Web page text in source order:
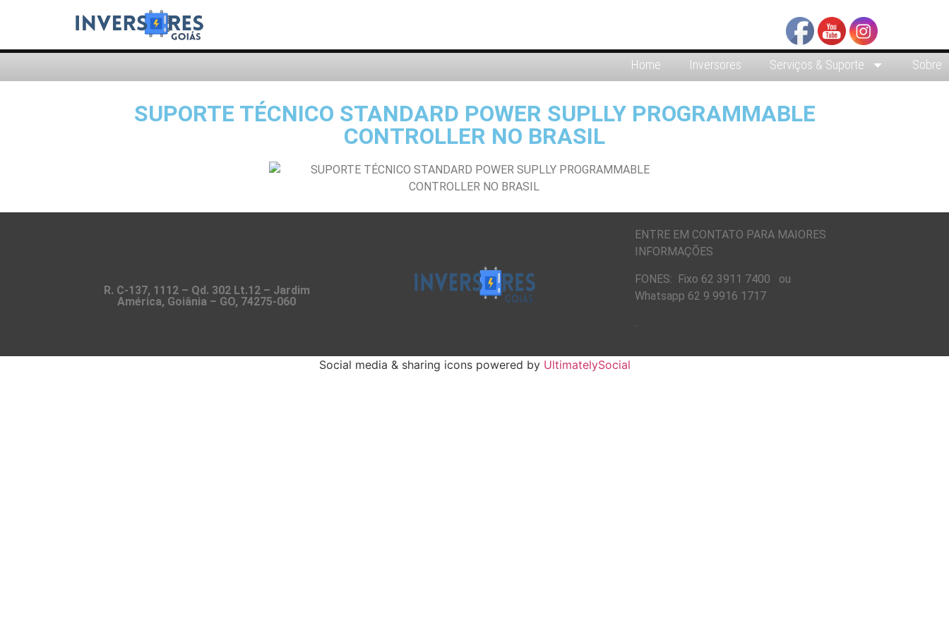
Home Inversores Serviços & Suporte Sobre
SUPORTE TÉCNICO STANDARD POWER SUPLLY PROGRAMMABLE
CONTROLLER NO BRASIL
R. C-137, 1112 – Qd. 302 Lt.12 – Jardim
América, Goiânia – GO, 74275-060
ENTRE EM CONTATO PARA MAIORES
INFORMAÇÕES
FONES: Fixo 62 3911 7400 ou
Whatsapp 62 9 9916 1717
.
Social media & sharing icons powered by UltimatelySocial